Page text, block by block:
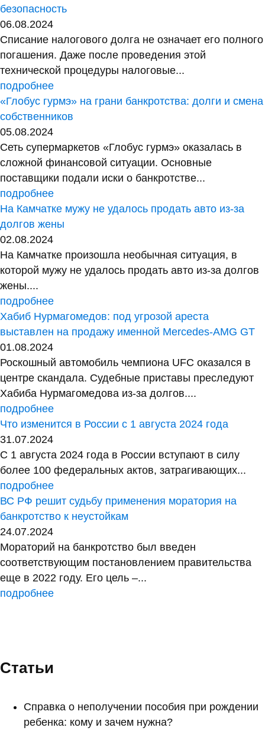
безопасность
06.08.2024
Списание налогового долга не означает его полного
погашения. Даже после проведения этой
технической процедуры налоговые...
подробнее
«Глобус гурмэ» на грани банкротства: долги и смена
собственников
05.08.2024
Сеть супермаркетов «Глобус гурмэ» оказалась в
сложной финансовой ситуации. Основные
поставщики подали иски о банкротстве...
подробнее
На Камчатке мужу не удалось продать авто из-за
долгов жены
02.08.2024
На Камчатке произошла необычная ситуация, в
которой мужу не удалось продать авто из-за долгов
жены....
подробнее
Хабиб Нурмагомедов: под угрозой ареста
выставлен на продажу именной Mercedes-AMG GT
01.08.2024
Роскошный автомобиль чемпиона UFC оказался в
центре скандала. Судебные приставы преследуют
Хабиба Нурмагомедова из-за долгов....
подробнее
Что изменится в России с 1 августа 2024 года
31.07.2024
С 1 августа 2024 года в России вступают в силу
более 100 федеральных актов, затрагивающих...
подробнее
ВС РФ решит судьбу применения моратория на
банкротство к неустойкам
24.07.2024
Мораторий на банкротство был введен
соответствующим постановлением правительства
еще в 2022 году. Его цель –...
подробнее
Статьи
Справка о неполучении пособия при рождении
ребенка: кому и зачем нужна?